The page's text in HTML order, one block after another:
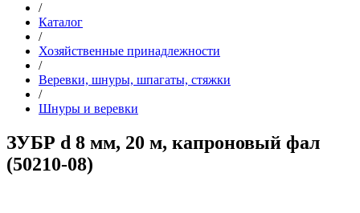
/
Каталог
/
Хозяйственные принадлежности
/
Веревки, шнуры, шпагаты, стяжки
/
Шнуры и веревки
ЗУБР d 8 мм, 20 м, капроновый фал
(50210-08)